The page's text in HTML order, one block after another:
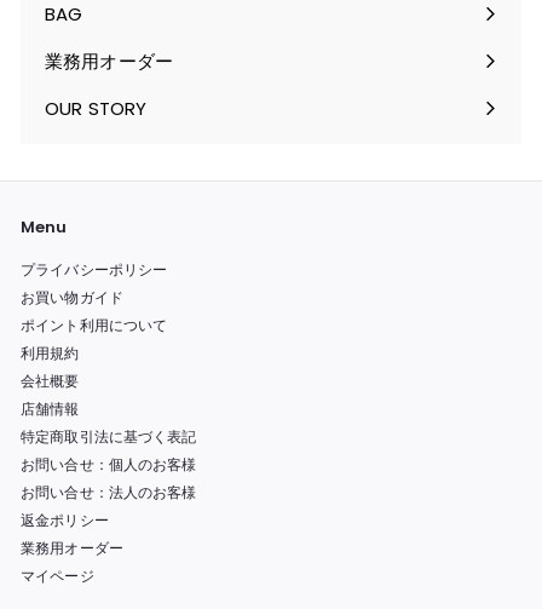
く
を
く
ュ
を
く
メ
ニ
ュ
を
BAG
サ
ブ
メ
ュ
開
業務用オーダー
OUR STORY
Menu
プライバシーポリシー
お買い物ガイド
ポイント利用について
利用規約
会社概要
店舗情報
特定商取引法に基づく表記
お問い合せ：個人のお客様
お問い合せ：法人のお客様
返金ポリシー
業務用オーダー
マイページ